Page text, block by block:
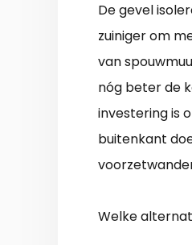
De gevel
zuiniger om
van
nóg beter de
investering is
buitenkant
Welke